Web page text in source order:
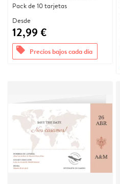
Pack de 10 tarjetas
Desde
12,99 €
offers Precios bajos cada día